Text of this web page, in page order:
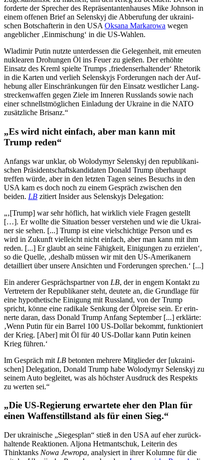
for­derte der Spre­cher des Reprä­sen­tan­ten­hau­ses Mike Johnson in
einem offenen Brief an Selen­skyj die Abbe­ru­fung der ukrai­ni­
schen Bot­schaf­te­rin in den USA Oksana Mar­ka­rowa wegen
angeb­li­cher ‚Ein­mi­schung‘ in die US-Wahlen.
Wla­di­mir Putin nutzte unter­des­sen die Gele­gen­heit, mit erneu­ten
nuklea­ren Dro­hun­gen Öl ins Feuer zu gießen. Der erhöhte
Einsatz des Kreml spielte Trumps ‚frie­dens­er­hal­ten­der‘ Rhe­to­rik
in die Karten und verlieh Selen­skyjs For­de­run­gen nach der Auf­
he­bung aller Ein­schrän­kun­gen für den Einsatz west­li­cher Lang­
stre­cken­waf­fen gegen Ziele im Inneren Russ­lands sowie nach
einer schnellst­mög­li­chen Ein­la­dung der Ukraine in die NATO
zusätz­li­che Brisanz.“
„Es wird nicht einfach, aber man kann mit
Trump reden“
Anfangs war unklar, ob Wolo­dymyr Selen­skyj den repu­bli­ka­ni­
schen Prä­si­dent­schafts­kan­di­da­ten Donald Trump über­haupt
treffen würde, aber in den letzten Tagen seines Besuchs in den
USA kam es doch noch zu einem Gespräch zwi­schen den
beiden. LB zitiert Insider aus Selen­skyjs Delegation:
„‚[Trump] war sehr höflich, hat wirk­lich viele Fragen gestellt
[…]. Er wollte die Situa­tion besser ver­ste­hen und wie die Ukrai­
ner sie sehen. [...] Trump ist eine viel­schich­tige Person und es
wird in Zukunft viel­leicht nicht einfach, aber man kann mit ihm
reden. [...] Er glaubt an seine Fähig­keit, Eini­gun­gen zu erzie­len‘,
so die Quelle, ‚deshalb müssen wir mit den US-Ame­ri­ka­nern
detail­liert über unsere Ansich­ten und For­de­run­gen sprechen.‘ [...]
Ein anderer Gesprächs­part­ner von LB, der in engem Kontakt zu
Ver­tre­tern der Repu­bli­ka­ner steht, deutete an, die Grund­lage für
eine hypo­the­ti­sche Eini­gung mit Russ­land, von der Trump
spricht, könne eine radi­kale Senkung der Ölpreise sein. Er erin­
nerte daran, dass Donald Trump Anfang Sep­tem­ber [...] erklärte:
‚Wenn Putin für ein Barrel 100 US-Dollar bekommt, funk­tio­niert
der Krieg. [Aber] mit Öl für 40 US-Dollar kann Putin keinen
Krieg führen.‘
Im Gespräch mit LB beton­ten mehrere Mit­glie­der der [ukrai­ni­
schen] Dele­ga­tion, Donald Trump habe Wolo­dymyr Selen­skyj zu
seinem Auto beglei­tet, was als höchs­ter Aus­druck des Respekts
zu werten sei.“
„Die US-Regie­rung erwar­tete eher den Plan für
einen Waf­fen­still­stand als für einen Sieg.“
Der ukrai­ni­sche „Sie­ges­plan“ stieß in den USA auf eher zurück­
hal­tende Reak­tio­nen. Aljona Het­mant­schuk, Lei­te­rin des
Thinktanks Nowa Jewropa, ana­ly­siert in ihrer Kolumne für die